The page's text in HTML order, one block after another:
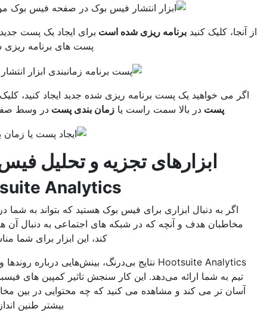
کلیک کنیدبرنامه ریزی شده استبرای ایجاد یک پست جدید یا بررسی
پست های برنامه ریزی شده قبلی .
خواهید یک پست برنامه ریزی شده جدید ایجاد کنید، کلیک کنیدایجاد
در بالا سمت راست یازمان بندی پستدر وسط صفحه نمایش
ابزارهای تجزیه و تحلیل فیس بوک
Hootsuite Analytics
به دنبال ابزاری برای فیس بوک هستید که بتواند به شما در درک بهتر
هدف و آنچه که در شبکه های اجتماعی به دنبال آن هستند کمک
کند، این ابزار برای شما مناسب است.
Hootsuite Analytics نتایج بی‌درنگ، بینش‌هایی درباره روندها و معیارهای
شما ارائه می‌دهد. این کار سنجش تاثیر کمپین های فیسبوک خود را
تر می کند و مشاهده می کنید که چه محتوایی در بین مخاطبان شما
بیشتر طنین انداز می شود.